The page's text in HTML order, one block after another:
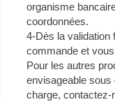
organisme
coordonnées.
4-Dès la validation
commande et
Pour les autres
envisageable
charge, contactez-